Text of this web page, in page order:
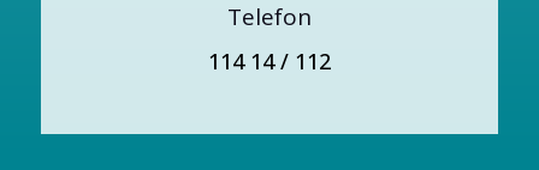
Telefon
114 14 / 112